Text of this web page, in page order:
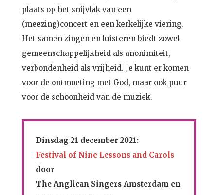
plaats op het snijvlak van een
(meezing)concert en een kerkelijke viering.
Het samen zingen en luisteren biedt zowel
gemeenschappelijkheid als anonimiteit,
verbondenheid als vrijheid. Je kunt er komen
voor de ontmoeting met God, maar ook puur
voor de schoonheid van de muziek.
Dinsdag 21 december 2021:
Festival of Nine Lessons and Carols
door
The Anglican Singers Amsterdam en